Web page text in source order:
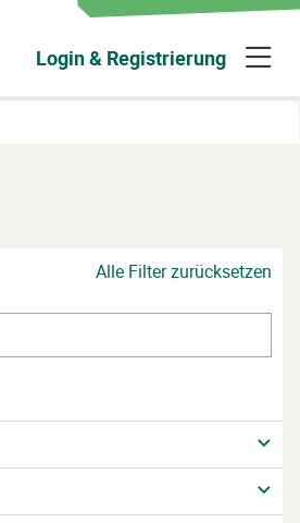
Login & Registrierung
Alle Filter zurücksetzen